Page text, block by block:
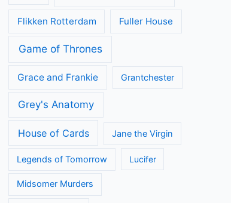
Flikken Rotterdam Fuller House
Game of Thrones
Grace and Frankie Grantchester
Grey's Anatomy
House of Cards Jane the Virgin
Legends of Tomorrow Lucifer
Midsomer Murders